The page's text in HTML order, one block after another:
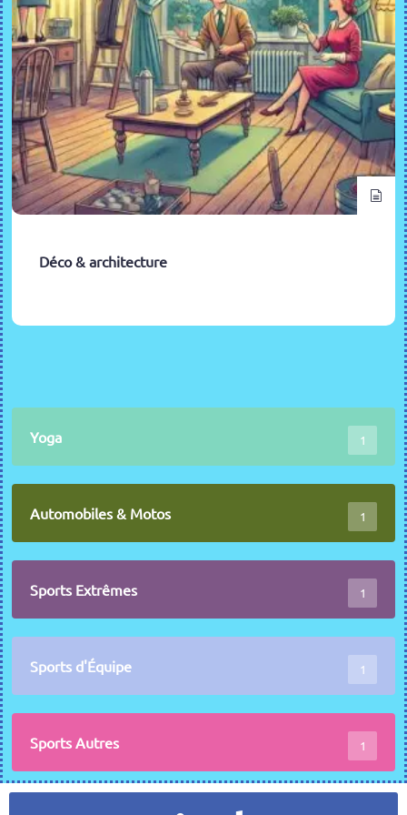
Déco & architecture
Yoga 1
Automobiles & Motos 1
Sports Extrêmes 1
Sports d'Équipe 1
Sports Autres 1